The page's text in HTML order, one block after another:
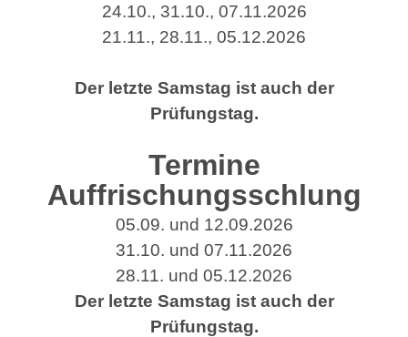
24.10., 31.10., 07.11.2026
21.11., 28.11., 05.12.2026
Der letzte Samstag ist auch der
Prüfungstag.
Termine
Auffrischungsschlung
05.09. und 12.09.2026
31.10. und 07.11.2026
28.11. und 05.12.2026
Der letzte Samstag ist auch der
Prüfungstag.